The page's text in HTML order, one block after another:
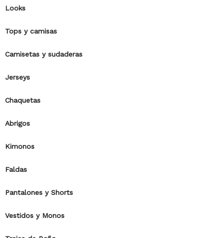
Looks
Tops y camisas
Camisetas y sudaderas
Jerseys
Chaquetas
Abrigos
Kimonos
Faldas
Pantalones y Shorts
Vestidos y Monos